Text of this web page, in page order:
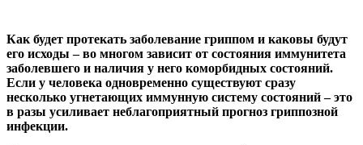
Как будет протекать заболевание гриппом и каковы будут
его исходы – во многом зависит от состояния иммунитета
заболевшего и наличия у него коморбидных состояний.
Если у человека одновременно существуют сразу
несколько угнетающих иммунную систему состояний – это
в разы усиливает неблагоприятный прогноз гриппозной
инфекции.